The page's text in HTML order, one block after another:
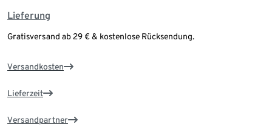
Lieferung
Gratisversand ab 29 € & kostenlose Rücksendung.
Versandkosten
Lieferzeit
Versandpartner